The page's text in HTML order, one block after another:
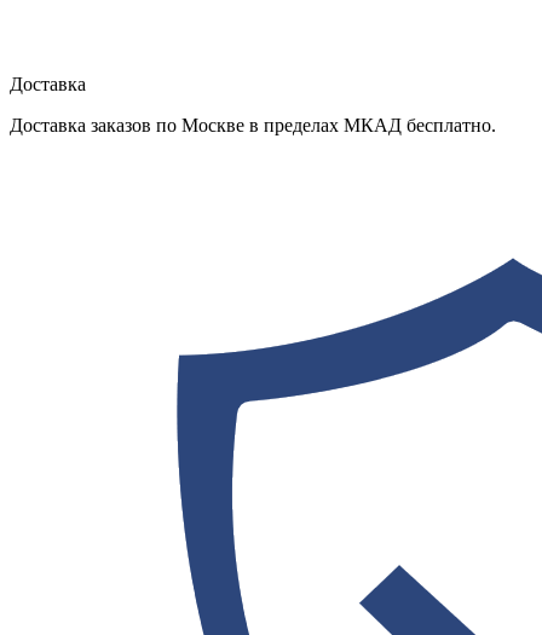
Доставка
Доставка заказов по Москве в пределах МКАД бесплатно.